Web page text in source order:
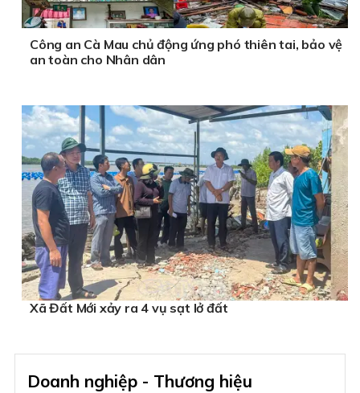
Công an Cà Mau chủ động ứng phó thiên tai, bảo vệ
an toàn cho Nhân dân
Xã Đất Mới xảy ra 4 vụ sạt lở đất
Doanh nghiệp - Thương hiệu